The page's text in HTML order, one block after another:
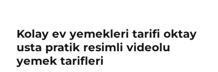
Kolay ev yemekleri tarifi oktay
usta pratik resimli videolu
yemek tarifleri